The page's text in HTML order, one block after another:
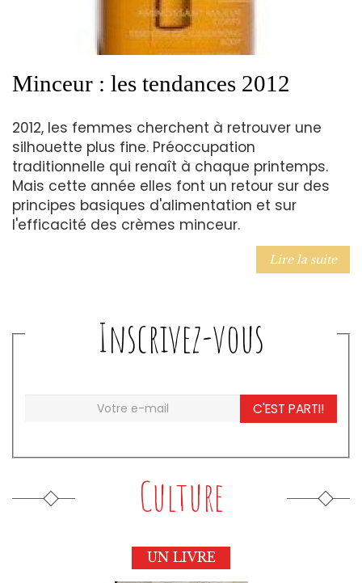
Minceur : les tendances 2012
2012, les femmes cherchent à retrouver une
silhouette plus fine. Préoccupation
traditionnelle qui renaît à chaque printemps.
Mais cette année elles font un retour sur des
principes basiques d'alimentation et sur
l'efficacité des crèmes minceur.
Lire la suite
Inscrivez-vous
C'EST PARTI!
Culture
UN LIVRE